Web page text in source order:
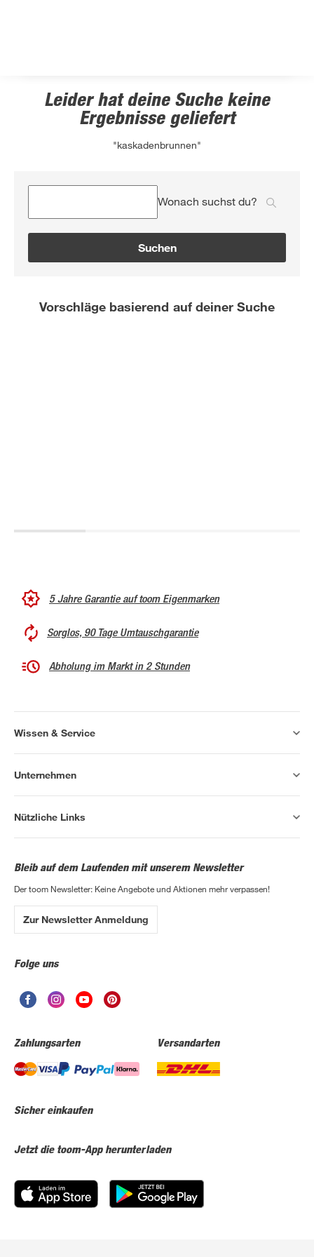
Leider hat deine Suche keine
Ergebnisse geliefert
"kaskadenbrunnen"
Wonach suchst du?
Suchen
Vorschläge basierend auf deiner Suche
5 Jahre Garantie auf toom Eigenmarken
Sorglos, 90 Tage Umtauschgarantie
Abholung im Markt in 2 Stunden
Wissen & Service
Unternehmen
Nützliche Links
Bleib auf dem Laufenden mit unserem Newsletter
Der toom Newsletter: Keine Angebote und Aktionen mehr verpassen!
Zur Newsletter Anmeldung
Folge uns
Zahlungsarten Versandarten
Sicher einkaufen
Jetzt die toom-App herunterladen